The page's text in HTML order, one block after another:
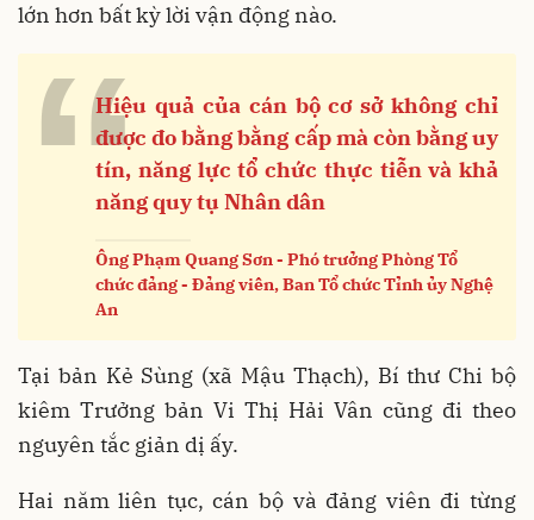
lớn hơn bất kỳ lời vận động nào.
“Hiệu quả của cán bộ cơ sở không chỉ
được đo bằng bằng cấp mà còn bằng uy
tín, năng lực tổ chức thực tiễn và khả
năng quy tụ Nhân dân
Ông Phạm Quang Sơn - Phó trưởng Phòng Tổ
chức đảng - Đảng viên, Ban Tổ chức Tỉnh ủy Nghệ
An
Tại bản Kẻ Sùng (xã Mậu Thạch), Bí thư Chi bộ
kiêm Trưởng bản Vi Thị Hải Vân cũng đi theo
nguyên tắc giản dị ấy.
Hai năm liên tục, cán bộ và đảng viên đi từng